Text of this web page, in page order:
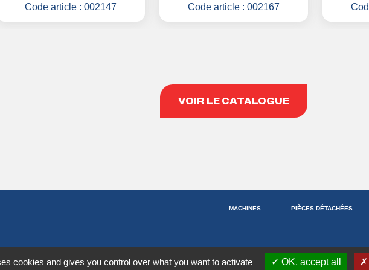
Code article :002147
Code article :002167
VOIR LE CATALOGUE
MACHINES PIÈCES DÉTACHÉES
MENTIONS LÉGALES & RGPD | PLAN
cookies and gives you control over what you want to activate OK, accept all